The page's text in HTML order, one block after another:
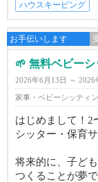
ハウスキーピング
お手伝いします
🌱 無料ベビー
2026年6月13日 ～ 2026
家事・ベビーシッティ
はじめまして！2
シッター・保育
将来的に、子ど
つくることが夢